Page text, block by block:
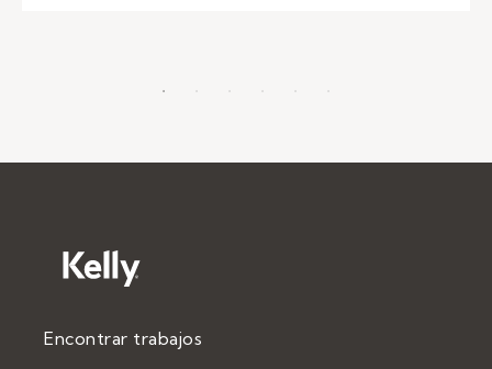
Encontrar trabajos